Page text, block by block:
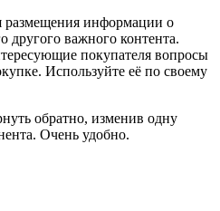
размещения информации о
другого важного контента.
покупателя вопросы
Используйте её по своему
обратно, изменив одну
Очень удобно.